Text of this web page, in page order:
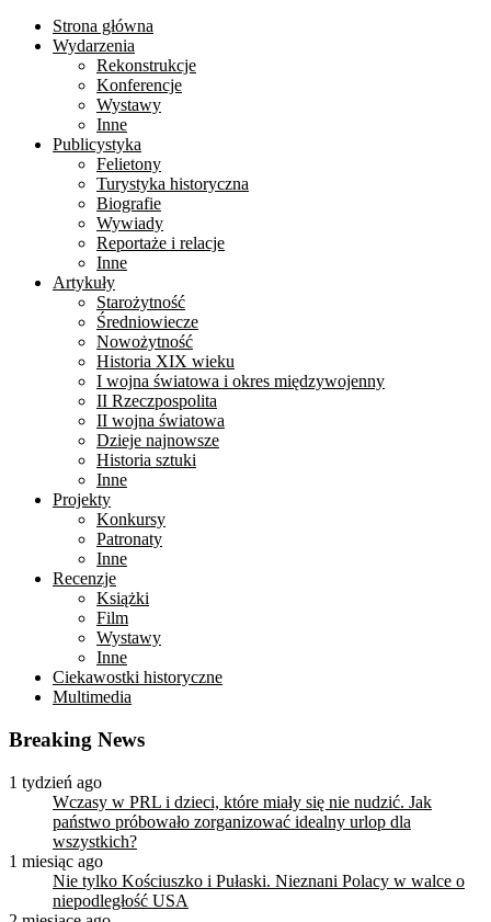
Strona główna
Wydarzenia
Rekonstrukcje
Konferencje
Wystawy
Inne
Publicystyka
Felietony
Turystyka historyczna
Biografie
Wywiady
Reportaże i relacje
Inne
Artykuły
Starożytność
Średniowiecze
Nowożytność
Historia XIX wieku
I wojna światowa i okres międzywojenny
II Rzeczpospolita
II wojna światowa
Dzieje najnowsze
Historia sztuki
Inne
Projekty
Konkursy
Patronaty
Inne
Recenzje
Książki
Film
Wystawy
Inne
Ciekawostki historyczne
Multimedia
Breaking News
1 tydzień ago
Wczasy w PRL i dzieci, które miały się nie nudzić. Jak
państwo próbowało zorganizować idealny urlop dla
wszystkich?
1 miesiąc ago
Nie tylko Kościuszko i Pułaski. Nieznani Polacy w walce o
niepodległość USA